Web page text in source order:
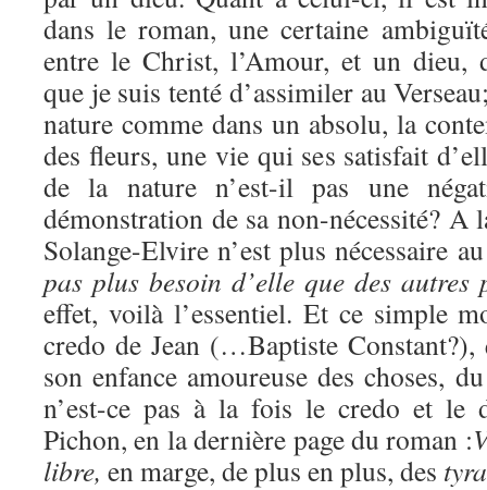
dans le roman, une certaine
entre le Christ, l’Amour, et un dieu,
que je suis tenté d’assimiler au
nature comme dans un absolu, la
des fleurs, une vie qui ses satisfait
de la nature n’est-il pas une
démonstration de sa non-nécessité?
Solange-Elvire n’est plus nécessaire
pas plus besoin d’elle que des autres
effet, voilà l’essentiel. Et ce simple
credo de Jean (…Baptiste
son enfance amoureuse des choses,
n’est-ce pas à la fois le credo et le
Pichon, en la dernière page du roman :
libre, en marge, de plus en plus, des